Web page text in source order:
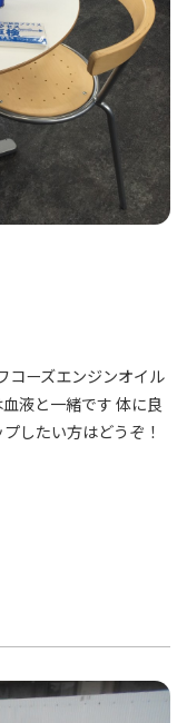
コーズエンジンオイル
液と一緒です 体に良
したい方はどうぞ！